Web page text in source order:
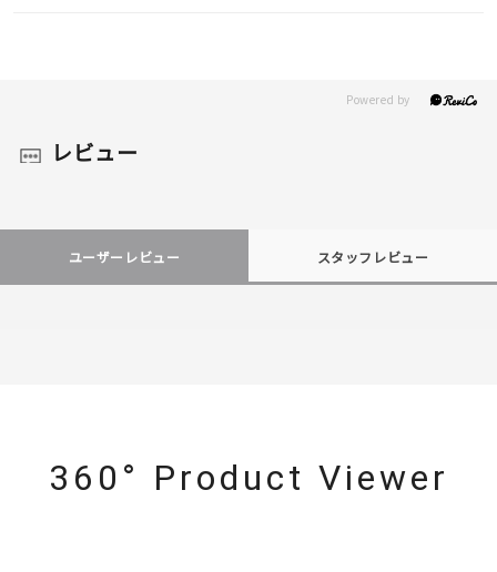
レビュー
ユーザーレビュー スタッフレビュー
360° Product Viewer